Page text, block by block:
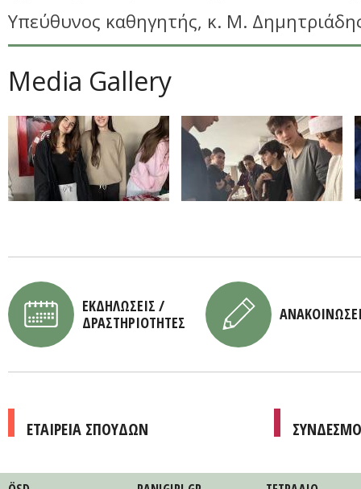
Υπεύθυνος καθηγητής, κ. Μ.
Media Gallery
ΕΚΔΗΛΩΣΕΙΣ /
ΔΡΑΣΤΗΡΙΟΤΗΤΕΣ
ΕΤΑΙΡΕΙΑ ΣΠΟΥΔΩΝ